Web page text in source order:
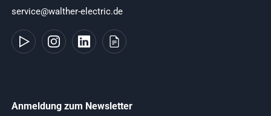
service@walther-electric.de
Anmeldung zum Newsletter